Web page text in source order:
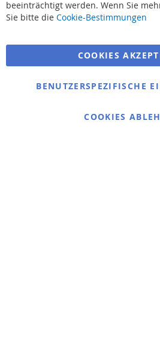
Suchbegriffe
Bestellungen und
Kontaktieren Sie uns
Cookie Einstellungen
beeinträchtigt werden. Wenn Sie
Sie bitte die Cookie-Bestimmungen
COOKIES
BENUTZERSPEZIFISCHE
COOKIES